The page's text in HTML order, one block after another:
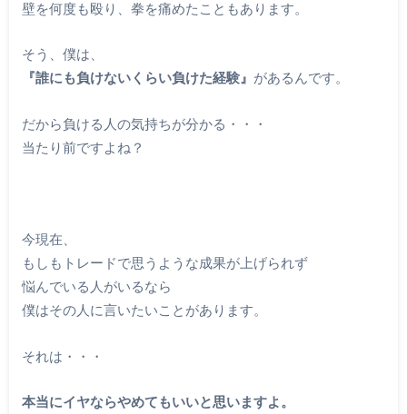
壁を何度も殴り、拳を痛めたこともあります。
そう、僕は、
『誰にも負けないくらい負けた経験』 があるんです。
だから負ける人の気持ちが分かる・・・
当たり前ですよね？
今現在、
もしもトレードで思うような成果が上げられず
悩んでいる人がいるなら
僕はその人に言いたいことがあります。
それは・・・
本当にイヤならやめてもいいと思いますよ。